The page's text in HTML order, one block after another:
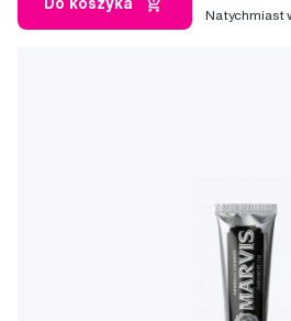
Do koszyka
Natychmiast